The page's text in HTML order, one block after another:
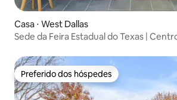
Casa ⋅ West Dallas
Sede da Feira Estadual do Texas |
Preferido dos hóspedes
Preferido dos hóspedes